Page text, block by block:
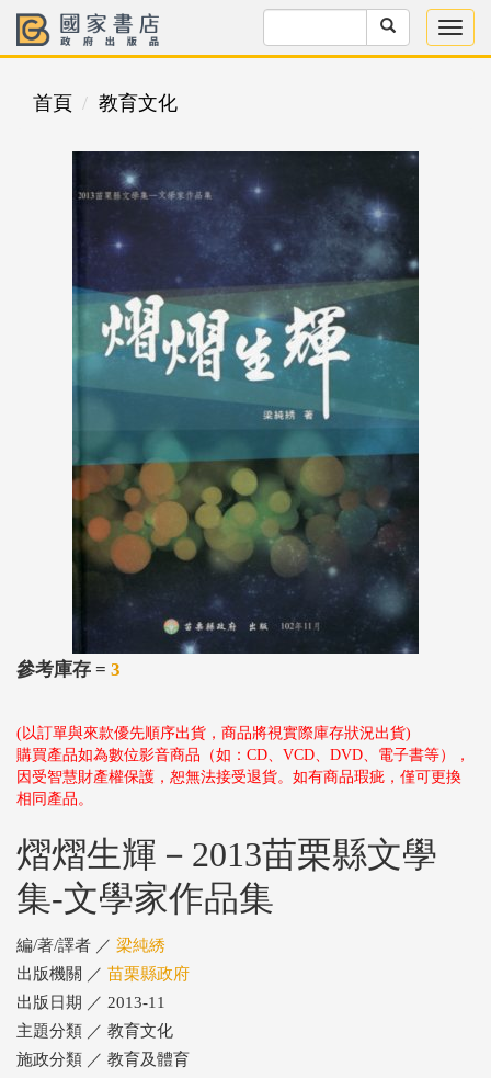
首頁 教育文化
參考庫存 = 3
(以訂單與來款優先順序出貨，商品將視實際庫存狀況出貨)
購買產品如為數位影音商品（如：CD、VCD、DVD、電子書等），
因受智慧財產權保護，恕無法接受退貨。如有商品瑕疵，僅可更換
相同產品。
熠熠生輝－2013苗栗縣文學
集-文學家作品集
編/著/譯者 ／ 梁純綉
出版機關 ／ 苗栗縣政府
出版日期 ／ 2013-11
主題分類 ／ 教育文化
施政分類 ／ 教育及體育